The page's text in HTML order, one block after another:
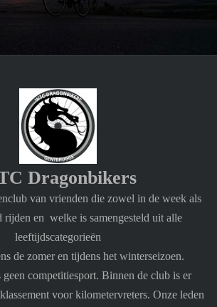
Dragonbikers
van vrienden die zowel in de week als
rijden en welke is samengesteld uit alle
leeftijdscategorieën
de zomer en tijdens het winterseizoen.
geen competitiesport. Binnen de club is er
voor kilometervreters. Onze leden